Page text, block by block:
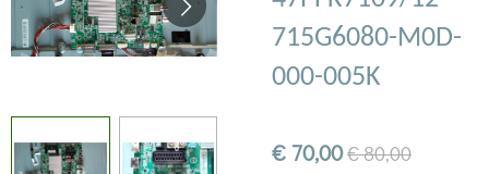
715G6080-M0D-
000-005K
€ 70,00€ 80,00